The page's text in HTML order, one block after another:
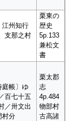
江州知行
支那之村
栗東の
歴史
5p.133
兼松文
書
庭帳〕ゆ
百七十五
／卅文出
分
栗太郡
志
4p.484
物部村
古高諸